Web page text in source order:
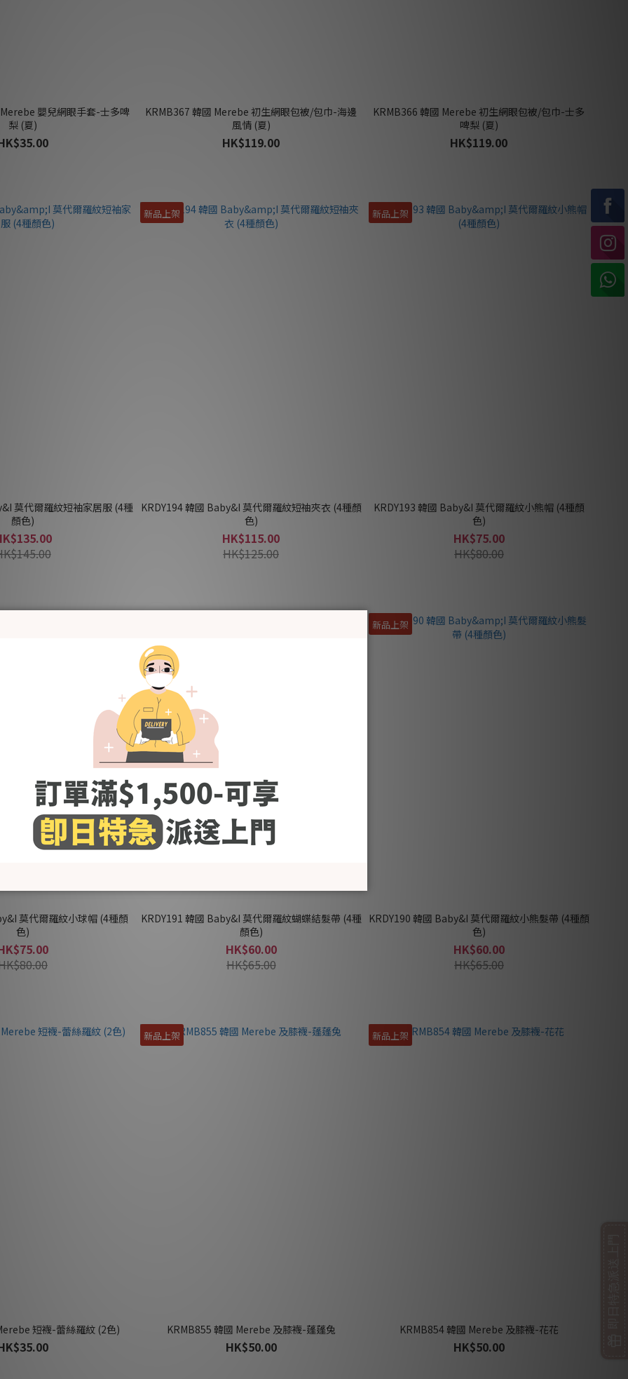
嬰兒網眼手套-士多啤
梨 (夏)
KRMB367 韓國 Merebe 初生網眼包被/包巾-海邊
風情 (夏)
HK$119.00
KRMB366 韓國 Merebe 初生網眼包被/包巾-士多
啤梨 (夏)
HK$119.00
莫代爾羅紋短袖家居服 (4種
顏色)
新品上架
KRDY194 韓國 Baby&I 莫代爾羅紋短䄂夾衣 (4種顏
色)
HK$115.00
HK$125.00
新品上架
KRDY193 韓國 Baby&I 莫代爾羅紋小熊帽 (4種顏
色)
HK$75.00
HK$80.00
莫代爾羅紋小球帽 (4種顏
色)
KRDY191 韓國 Baby&I 莫代爾羅紋蝴蝶結髮帶 (4種
顏色)
HK$60.00
HK$65.00
新品上架
KRDY190 韓國 Baby&I 莫代爾羅紋小熊髮帶 (4種顏
色)
HK$60.00
HK$65.00
短襪-蕾絲羅紋 (2色)
新品上架
KRMB855 韓國 Merebe 及膝襪-蓬蓬兔
HK$50.00
新品上架
KRMB854 韓國 Merebe 及膝襪-花花
HK$50.00